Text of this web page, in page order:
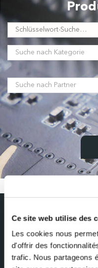
Ce site web utilise des
Les cookies nous
d'offrir des
trafic. Nous partageons
Erhalten Sie die neuesten
Posteingang